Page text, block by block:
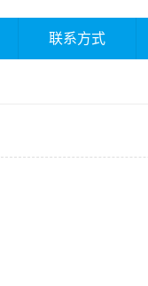
联系方式